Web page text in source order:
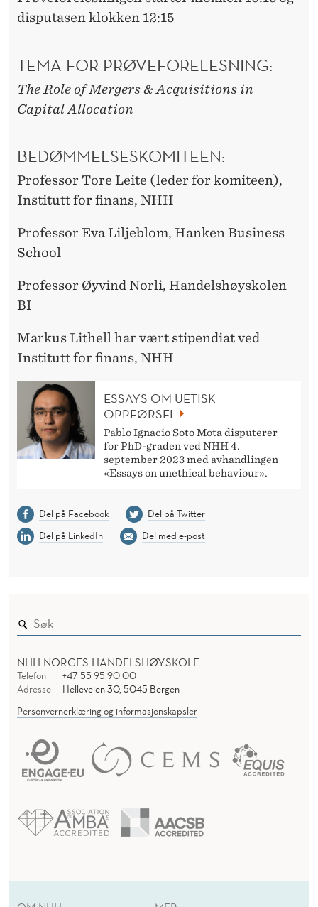
disputasen klokken 12:15
TEMA FOR PRØVEFORELESNING:
The Role of Mergers & Acquisitions in
Capital Allocation
BEDØMMELSESKOMITEEN:
Professor Tore Leite (leder for komiteen),
Institutt for finans, NHH
Professor Eva Liljeblom, Hanken Business
School
Professor Øyvind Norli, Handelshøyskolen
BI
Markus Lithell har vært stipendiat ved
Institutt for finans, NHH
ESSAYS OM UETISK
OPPFØRSEL
Pablo Ignacio Soto Mota disputerer
for PhD-graden ved NHH 4.
september 2023 med avhandlingen
«Essays on unethical behaviour».
Del på Facebook
Del på Twitter
Del på LinkedIn
Del med e-post
NHH NORGES HANDELSHØYSKOLE
Telefon
+47 55 95 90 00
Adresse
Helleveien 30, 5045 Bergen
Personvernerklæring og informasjonskapsler